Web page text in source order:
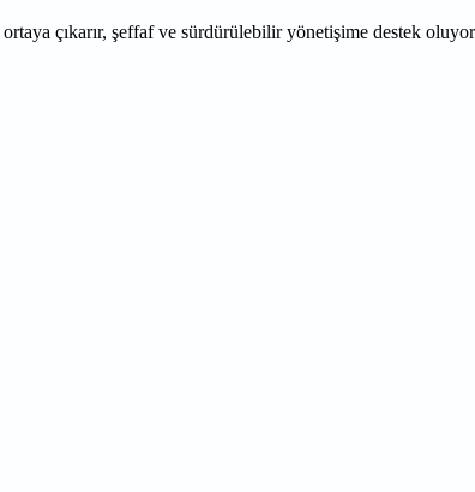
çıkarır, şeffaf ve sürdürülebilir yönetişime destek